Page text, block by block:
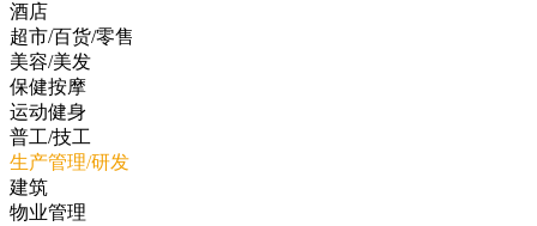
酒店
超市/百货/零售
美容/美发
保健按摩
运动健身
普工/技工
生产管理/研发
建筑
物业管理